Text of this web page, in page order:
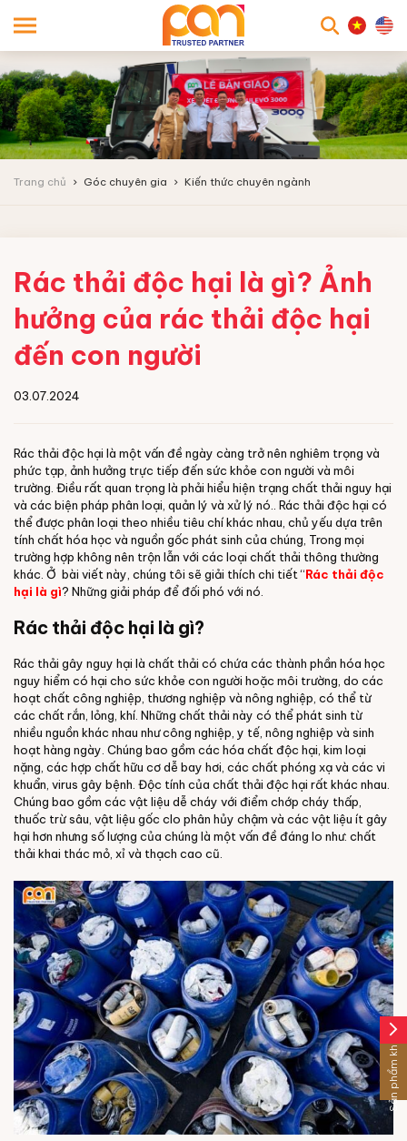
Trang chủ Góc chuyên gia Kiến thức chuyên ngành
Rác thải độc hại là gì? Ảnh
hưởng của rác thải độc hại
đến con người
03.07.2024
Rác thải độc hại là một vấn đề ngày càng trở nên nghiêm trọng và
phức tạp, ảnh hưởng trực tiếp đến sức khỏe con người và môi
trường. Điều rất quan trọng là phải hiểu hiện trạng chất thải nguy hại
và các biện pháp phân loại, quản lý và xử lý nó.. Rác thải độc hại có
thể được phân loại theo nhiều tiêu chí khác nhau, chủ yếu dựa trên
tính chất hóa học và nguồn gốc phát sinh của chúng, Trong mọi
trường hợp không nên trộn lẫn với các loại chất thải thông thường
khác. Ở bài viết này, chúng tôi sẽ giải thích chi tiết “Rác thải độc
hại là gì? Những giải pháp để đối phó với nó.
Rác thải độc hại là gì?
Rác thải gây nguy hại là chất thải có chứa các thành phần hóa học
nguy hiểm có hại cho sức khỏe con người hoặc môi trường, do các
hoạt chất công nghiệp, thương nghiệp và nông nghiệp, có thể từ
các chất rắn, lỏng, khí. Những chất thải này có thể phát sinh từ
nhiều nguồn khác nhau như công nghiệp, y tế, nông nghiệp và sinh
hoạt hàng ngày. Chúng bao gồm các hóa chất độc hại, kim loại
nặng, các hợp chất hữu cơ dễ bay hơi, các chất phóng xạ và các vi
khuẩn, virus gây bệnh. Độc tính của chất thải độc hại rất khác nhau.
Chúng bao gồm các vật liệu dễ cháy với điểm chớp cháy thấp,
thuốc trừ sâu, vật liệu gốc clo phân hủy chậm và các vật liệu ít gây
hại hơn nhưng số lượng của chúng là một vấn đề đáng lo như: chất
thải khai thác mỏ, xỉ và thạch cao cũ.
arrow_forward_ios
Sản phẩm khác